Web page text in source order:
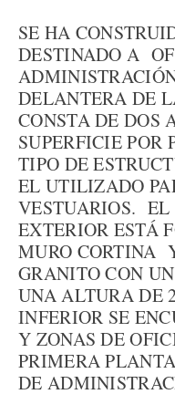
SE HA
DESTINADO A
DELANTERA DE
CONSTA DE DOS
SUPERFICIE POR
TIPO DE
EL UTILIZADO
VESTUARIOS.
EXTERIOR ESTÁ
MURO CORTINA
GRANITO CON
UNA ALTURA DE
INFERIOR SE
Y ZONAS DE
PRIMERA
DE